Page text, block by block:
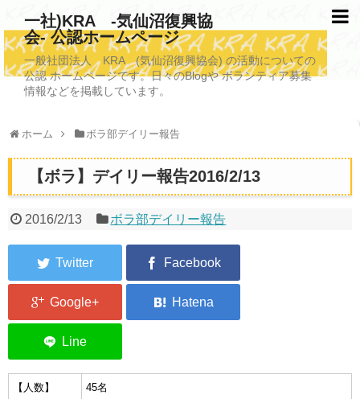
一社)KRA -気仙沼復興協
会- 公認ホームページ
一般社団法人 KRA (気仙沼復興協会) の活動についての
公認 ホームページです。日々のBlogや ボランティア募集
情報などを掲載しています。
ホーム ボラ部デイリー報告
【ボラ】デイリー報告2016/2/13
2016/2/13 ボラ部デイリー報告
【人数】 45名
TOPページ
KRAについて
写真救済事業
福祉事業
埋蔵発掘/資料整備事業
2026年3月11日捜索活動ボランティア募集 NEW
集中捜索活動の記録